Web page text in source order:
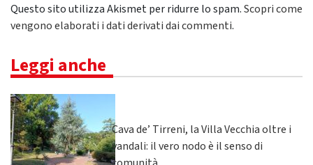
Questo sito utilizza Akismet per ridurre lo spam.Scopri come
vengono elaborati i dati derivati dai commenti.
Leggi anche
Cava de’ Tirreni, la Villa Vecchia oltre i
vandali: il vero nodo è il senso di